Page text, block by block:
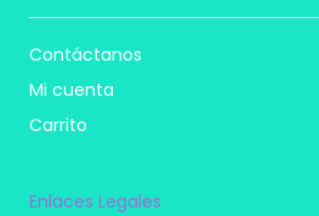
Contáctanos
Mi cuenta
Carrito
Enlaces Legales